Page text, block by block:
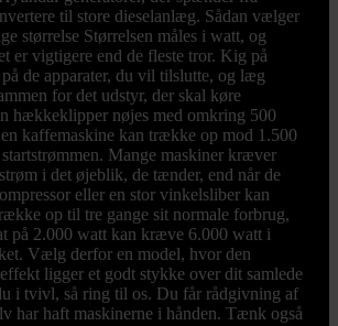
til store dieselanlæg. Sådan vælger
størrelse Størrelsen måles i watt, og
er vigtigere end de fleste tror. Kig på
de apparater, du vil tilslutte, og læg
for det udstyr, der skal køre
hækkeklipper nøjes med omkring 500
kaffemaskine kan trække op mod 1.500
Mange maskiner kræver
i det øjeblik, de tænder, end når de
eller en stor vinkelsliber kan
op til tre gange sit normale forbrug,
på 2.000 watt kan kræve 6.000 watt i
Vælg derfor en model, hvor den
ligger et godt stykke over dit samlede
i tvivl, så ring til os. Du får rådgivning af
har haft maskinerne i hånden. Tænk også